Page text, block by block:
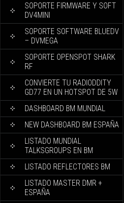
SOPORTE FIRMWARE Y SOFT
DV4MINI
SOPORTE SOFTWARE BLUEDV
– DVMEGA
SOPORTE OPENSPOT SHARK
RF
CONVIERTE TU RADIODDITY
GD77 EN UN HOTSPOT DE 5W
DASHBOARD BM MUNDIAL
NEW DASHBOARD BM ESPAÑA
LISTADO MUNDIAL
TALKSGROUPS EN BM
LISTADO REFLECTORES BM
LISTADO MASTER DMR +
ESPAÑA